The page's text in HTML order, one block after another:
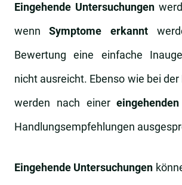
Eingehende Untersuchungen
wennSymptome erkannt
Bewertung eine einfache
nicht ausreicht. Ebenso wie bei der
werden nach einer
Handlungsempfehlungen
Eingehende Untersuchungen